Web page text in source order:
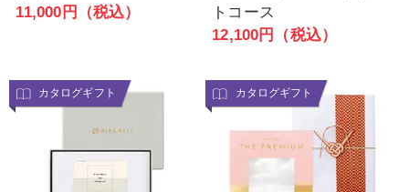
11,000円（税込）
トコース
12,100円（税込）
カタログギフト カタログギフト